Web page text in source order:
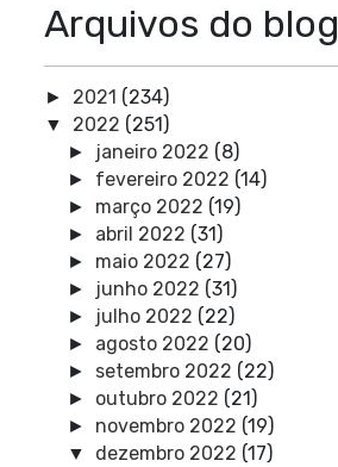
Arquivos do blog
► 2021 (234)
▼ 2022 (251)
► janeiro 2022 (8)
► fevereiro 2022 (14)
► março 2022 (19)
► abril 2022 (31)
► maio 2022 (27)
► junho 2022 (31)
► julho 2022 (22)
► agosto 2022 (20)
► setembro 2022 (22)
► outubro 2022 (21)
► novembro 2022 (19)
▼ dezembro 2022 (17)